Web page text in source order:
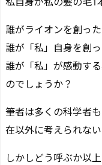
誰がライオンを創っ
誰が「私」自身を創
誰が「私」が感動す
のでしょうか？
筆者は多くの科学者
在以外に考えられない
しかしどう呼ぶか以